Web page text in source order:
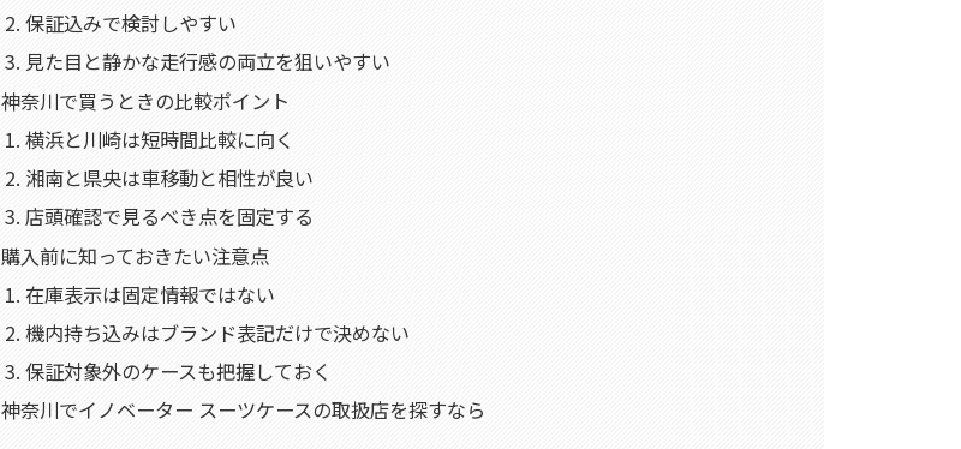
保証込みで検討しやすい
見た目と静かな走行感の両立を狙いやすい
神奈川で買うときの比較ポイント
横浜と川崎は短時間比較に向く
湘南と県央は車移動と相性が良い
店頭確認で見るべき点を固定する
購入前に知っておきたい注意点
在庫表示は固定情報ではない
機内持ち込みはブランド表記だけで決めない
保証対象外のケースも把握しておく
神奈川でイノベーター スーツケースの取扱店を探すなら